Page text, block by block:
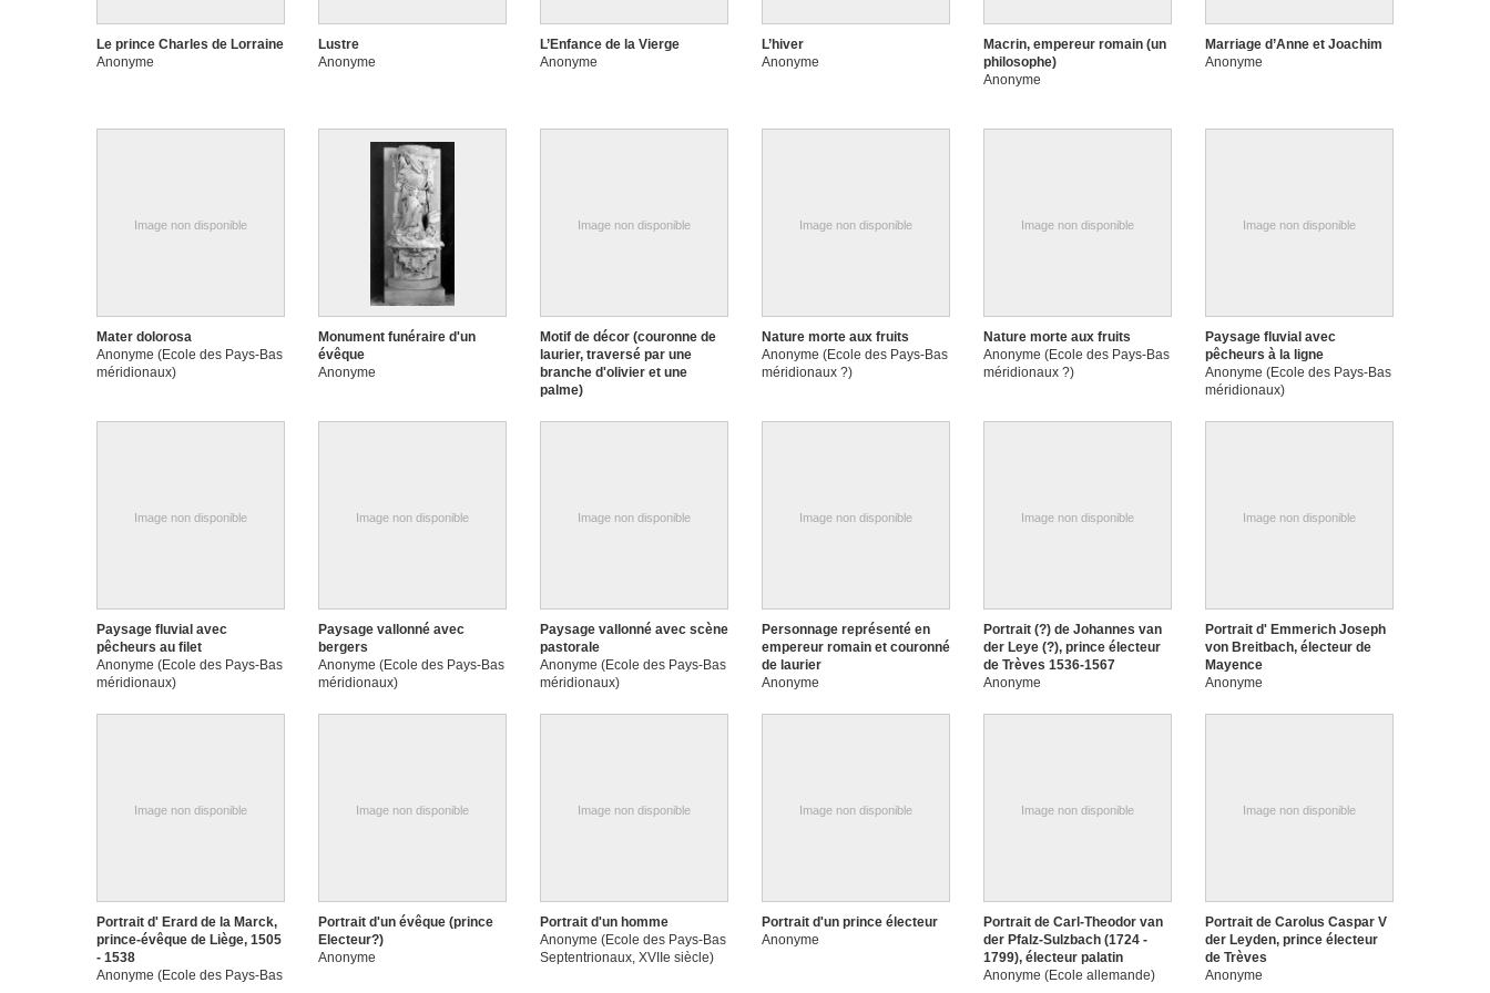
Le prince Charles de Lorraine
Anonyme
Lustre
Anonyme
L’Enfance de la Vierge
Anonyme
L’hiver
Anonyme
Macrin, empereur romain (un
philosophe)
Anonyme
Marriage d’Anne et Joachim
Anonyme
Image non disponible
Mater dolorosa
Anonyme (Ecole des Pays-Bas
méridionaux)
Monument funéraire d'un
évêque
Anonyme
Image non disponible
Motif de décor (couronne de
laurier, traversé par une
branche d'olivier et une
palme)
Image non disponible
Nature morte aux fruits
Anonyme (Ecole des Pays-Bas
méridionaux ?)
Image non disponible
Nature morte aux fruits
Anonyme (Ecole des Pays-Bas
méridionaux ?)
Image non disponible
Paysage fluvial avec
pêcheurs à la ligne
Anonyme (Ecole des Pays-Bas
méridionaux)
Image non disponible
Paysage fluvial avec
pêcheurs au filet
Anonyme (Ecole des Pays-Bas
méridionaux)
Image non disponible
Paysage vallonné avec
bergers
Anonyme (Ecole des Pays-Bas
méridionaux)
Image non disponible
Paysage vallonné avec scène
pastorale
Anonyme (Ecole des Pays-Bas
méridionaux)
Image non disponible
Personnage représenté en
empereur romain et couronné
de laurier
Anonyme
Image non disponible
Portrait (?) de Johannes van
der Leye (?), prince électeur
de Trèves 1536-1567
Anonyme
Image non disponible
Portrait d' Emmerich Joseph
von Breitbach, électeur de
Mayence
Anonyme
Image non disponible
Portrait d' Erard de la Marck,
prince-évêque de Liège, 1505
- 1538
Anonyme (Ecole des Pays-Bas
Image non disponible
Portrait d'un évêque (prince
Electeur?)
Anonyme
Image non disponible
Portrait d'un homme
Anonyme (Ecole des Pays-Bas
Septentrionaux, XVIIe siècle)
Image non disponible
Portrait d'un prince électeur
Anonyme
Image non disponible
Portrait de Carl-Theodor van
der Pfalz-Sulzbach (1724 -
1799), électeur palatin
Anonyme (Ecole allemande)
Image non disponible
Portrait de Carolus Caspar V
der Leyden, prince électeur
de Trèves
Anonyme